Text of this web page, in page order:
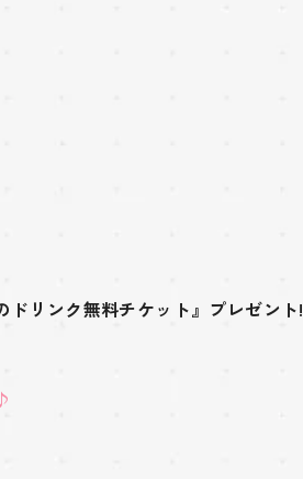
リンク無料チケット』プレゼント!